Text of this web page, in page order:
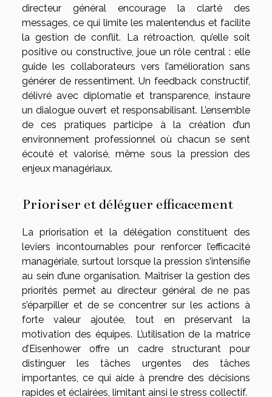
directeur général encourage la clarté des
messages, ce qui limite les malentendus et facilite
la gestion de conflit. La rétroaction, qu’elle soit
positive ou constructive, joue un rôle central : elle
guide les collaborateurs vers l’amélioration sans
générer de ressentiment. Un feedback constructif,
délivré avec diplomatie et transparence, instaure
un dialogue ouvert et responsabilisant. L’ensemble
de ces pratiques participe à la création d’un
environnement professionnel où chacun se sent
écouté et valorisé, même sous la pression des
enjeux managériaux.
Prioriser et déléguer efficacement
La priorisation et la délégation constituent des
leviers incontournables pour renforcer l’efficacité
managériale, surtout lorsque la pression s’intensifie
au sein d’une organisation. Maîtriser la gestion des
priorités permet au directeur général de ne pas
s’éparpiller et de se concentrer sur les actions à
forte valeur ajoutée, tout en préservant la
motivation des équipes. L’utilisation de la matrice
d’Eisenhower offre un cadre structurant pour
distinguer les tâches urgentes des tâches
importantes, ce qui aide à prendre des décisions
rapides et éclairées, limitant ainsi le stress collectif.